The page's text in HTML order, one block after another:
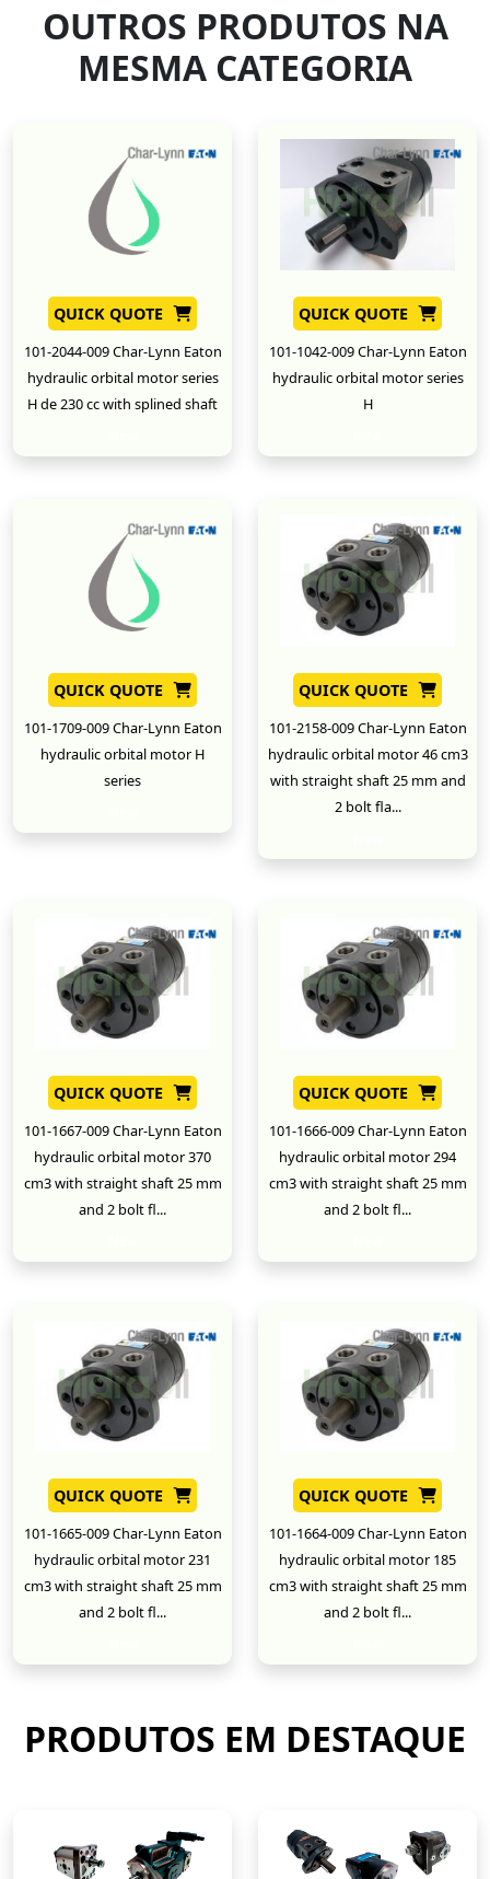
OUTROS PRODUTOS NA
MESMA CATEGORIA
QUICK QUOTE
101-2044-009 Char-Lynn Eaton
hydraulic orbital motor series
H de 230 cc with splined shaft
QUICK QUOTE
101-1042-009 Char-Lynn Eaton
hydraulic orbital motor series
H
QUICK QUOTE
101-1709-009 Char-Lynn Eaton
hydraulic orbital motor H
series
QUICK QUOTE
101-2158-009 Char-Lynn Eaton
hydraulic orbital motor 46 cm3
with straight shaft 25 mm and
2 bolt fla...
QUICK QUOTE
101-1667-009 Char-Lynn Eaton
hydraulic orbital motor 370
cm3 with straight shaft 25 mm
and 2 bolt fl...
QUICK QUOTE
101-1666-009 Char-Lynn Eaton
hydraulic orbital motor 294
cm3 with straight shaft 25 mm
and 2 bolt fl...
QUICK QUOTE
101-1665-009 Char-Lynn Eaton
hydraulic orbital motor 231
cm3 with straight shaft 25 mm
and 2 bolt fl...
QUICK QUOTE
101-1664-009 Char-Lynn Eaton
hydraulic orbital motor 185
cm3 with straight shaft 25 mm
and 2 bolt fl...
PRODUTOS EM DESTAQUE